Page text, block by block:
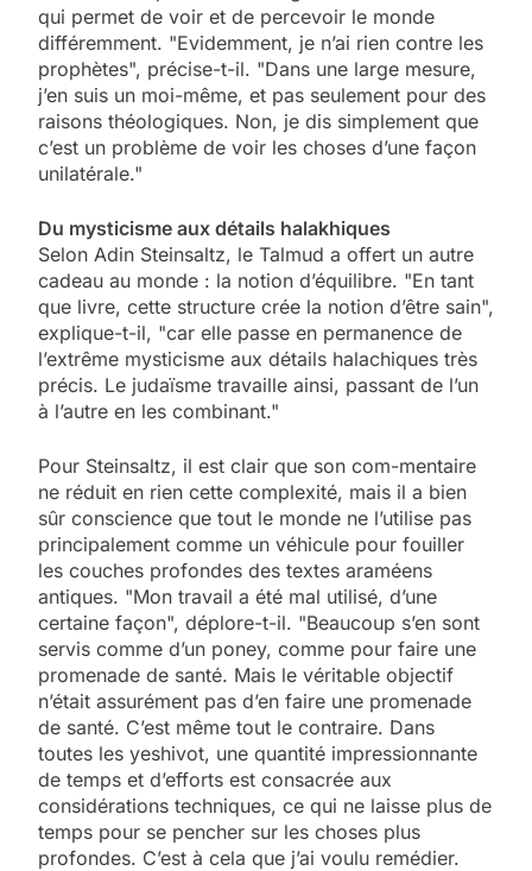
qui permet de voir et de percevoir le monde
différemment. "Evidemment, je n’ai rien contre les
prophètes", précise-t-il. "Dans une large mesure,
j’en suis un moi-même, et pas seulement pour des
raisons théologiques. Non, je dis simplement que
c’est un problème de voir les choses d’une façon
unilatérale."
Du mysticisme aux détails halakhiques
Selon Adin Steinsaltz, le Talmud a offert un autre
cadeau au monde : la notion d’équilibre. "En tant
que livre, cette structure crée la notion d’être sain",
explique-t-il, "car elle passe en permanence de
l’extrême mysticisme aux détails halachiques très
précis. Le judaïsme travaille ainsi, passant de l’un
à l’autre en les combinant."
Pour Steinsaltz, il est clair que son com-mentaire
ne réduit en rien cette complexité, mais il a bien
sûr conscience que tout le monde ne l’utilise pas
principalement comme un véhicule pour fouiller
les couches profondes des textes araméens
antiques. "Mon travail a été mal utilisé, d’une
certaine façon", déplore-t-il. "Beaucoup s’en sont
servis comme d’un poney, comme pour faire une
promenade de santé. Mais le véritable objectif
n’était assurément pas d’en faire une promenade
de santé. C’est même tout le contraire. Dans
toutes les yeshivot, une quantité impressionnante
de temps et d’efforts est consacrée aux
considérations techniques, ce qui ne laisse plus de
temps pour se pencher sur les choses plus
profondes. C’est à cela que j’ai voulu remédier.